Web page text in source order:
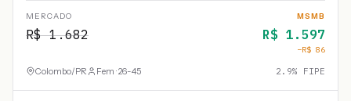
MERCADO
R$1.682
MSMB
R$ 1.597
−R$ 86
Colombo/PR Fem · 26-45 2.9% FIPE